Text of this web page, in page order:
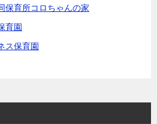
保育所コロちゃんの家
育園
ス保育園